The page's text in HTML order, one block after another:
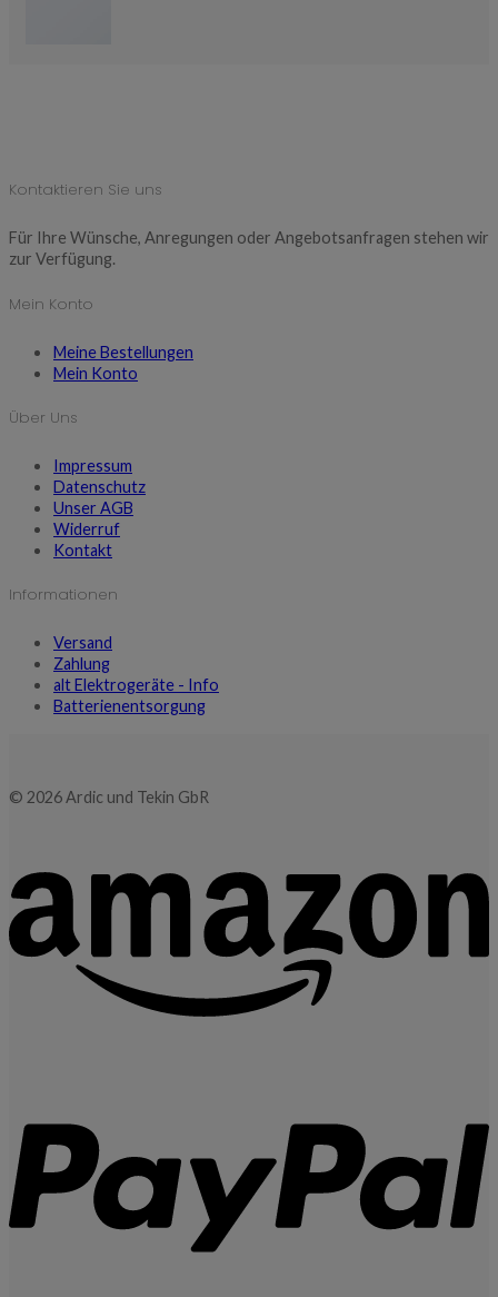
Kontaktieren Sie uns
Für Ihre Wünsche, Anregungen oder Angebotsanfragen stehen wir
zur Verfügung.
Mein Konto
Meine Bestellungen
Mein Konto
Über Uns
Impressum
Datenschutz
Unser AGB
Widerruf
Kontakt
Informationen
Versand
Zahlung
alt Elektrogeräte - Info
Batterienentsorgung
© 2026 Ardic und Tekin GbR